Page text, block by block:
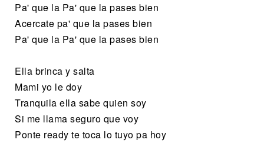
Pa' que la Pa' que la pases bien
Acercate pa' que la pases bien
Pa' que la Pa' que la pases bien
Ella brinca y salta
Mami yo le doy
Tranquila ella sabe quien soy
Si me llama seguro que voy
Ponte ready te toca lo tuyo pa hoy